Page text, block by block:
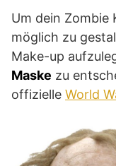
Um dein Zombie
möglich zu
Make-up
Maske zu
offizielle World